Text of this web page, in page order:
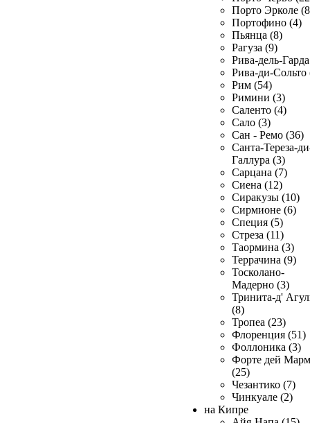
Порто Эрколе
Портофино (4)
Пьянца (8)
Рагуза (9)
Рива-дель-
Рива-ди-Сольто
Рим (54)
Римини (3)
Саленто (4)
Сало (3)
Сан - Ремо (36)
Санта-Тереза-
Галлура (3)
Сарцана (7)
Сиена (12)
Сиракузы (10)
Сирмионе (6)
Специя (5)
Стреза (11)
Таормина (3)
Террачина (9)
Тосколано-
Мадерно (3)
Тринита-д'
(8)
Тропеа (23)
Флоренция (51)
Фоллоника (3)
Форте дей
(25)
Чезантико (7)
Чинкуале (2)
на Кипре